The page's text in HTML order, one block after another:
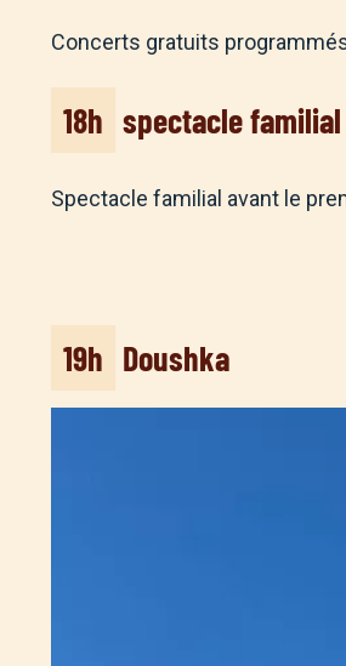
Concerts gratuits
18h spectacle familial
Spectacle familial avant le
19h Doushka